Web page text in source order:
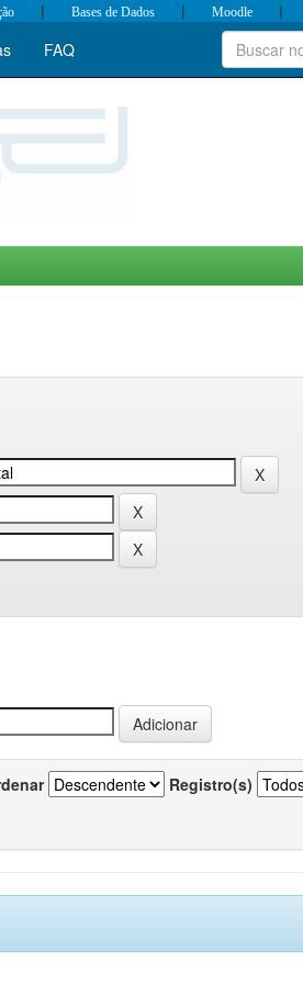
| Bases de Dados | Moodle |
FAQ
Registro(s)